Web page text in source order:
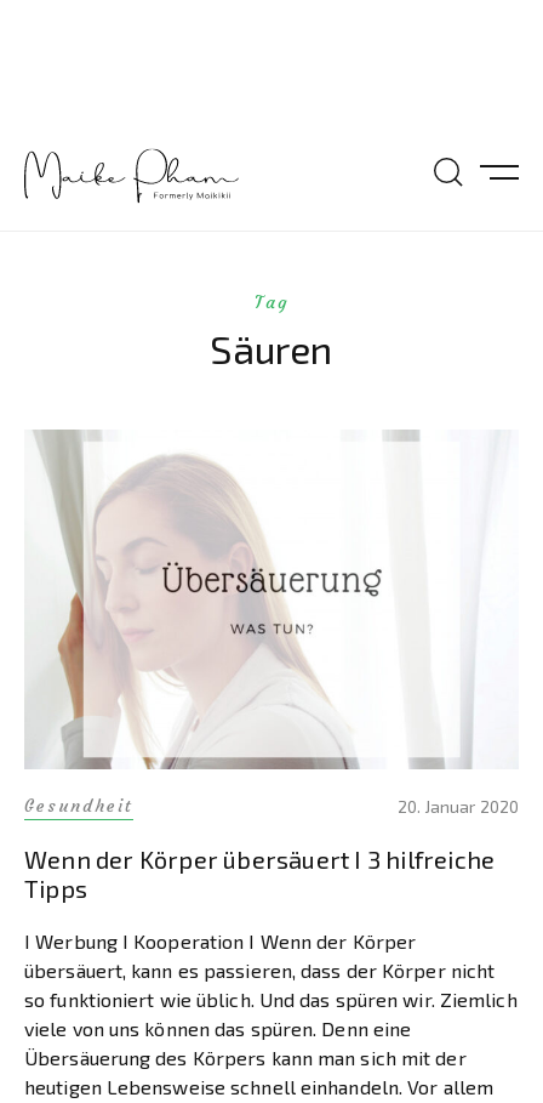
Tag
Säuren
Gesundheit 20. Januar 2020
Wenn der Körper übersäuert I 3 hilfreiche
Tipps
I Werbung I Kooperation I Wenn der Körper
übersäuert, kann es passieren, dass der Körper nicht
so funktioniert wie üblich. Und das spüren wir. Ziemlich
viele von uns können das spüren. Denn eine
Übersäuerung des Körpers kann man sich mit der
heutigen Lebensweise schnell einhandeln. Vor allem